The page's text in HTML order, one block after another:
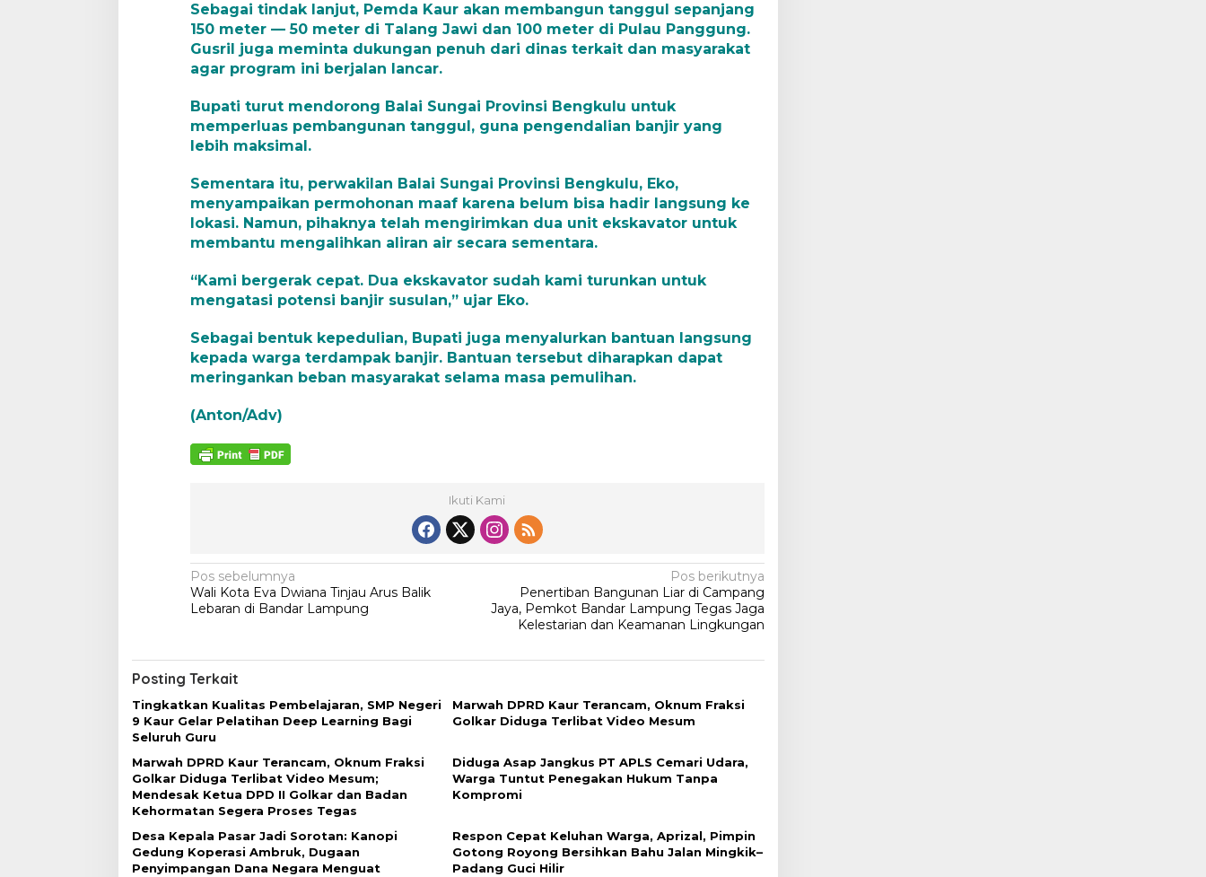
t
k
a
e
m
g
u
n
a
a
n
g
u
d
a
t
u
K
b
a
B
a
n
j
r
Sebagai tindak lanjut, Pemda Kaur akan membangun tanggul sepanjang
150 meter — 50 meter di Talang Jawi dan 100 meter di Pulau Panggung.
Gusril juga meminta dukungan penuh dari dinas terkait dan masyarakat
agar program ini berjalan lancar.
Bupati turut mendorong Balai Sungai Provinsi Bengkulu untuk
memperluas pembangunan tanggul, guna pengendalian banjir yang
lebih maksimal.
Sementara itu, perwakilan Balai Sungai Provinsi Bengkulu, Eko,
menyampaikan permohonan maaf karena belum bisa hadir langsung ke
lokasi. Namun, pihaknya telah mengirimkan dua unit ekskavator untuk
membantu mengalihkan aliran air secara sementara.
“Kami bergerak cepat. Dua ekskavator sudah kami turunkan untuk
mengatasi potensi banjir susulan,” ujar Eko.
Sebagai bentuk kepedulian, Bupati juga menyalurkan bantuan langsung
kepada warga terdampak banjir. Bantuan tersebut diharapkan dapat
meringankan beban masyarakat selama masa pemulihan.
(Anton/Adv)
Ikuti Kami
N
a
i
g
a
s
i
p
o
s
Pos sebelumnya
Wali Kota Eva Dwiana Tinjau Arus Balik
Lebaran di Bandar Lampung
Pos berikutnya
Penertiban Bangunan Liar di Campang
Jaya, Pemkot Bandar Lampung Tegas Jaga
Kelestarian dan Keamanan Lingkungan
Posting Terkait
Tingkatkan Kualitas Pembelajaran, SMP Negeri
9 Kaur Gelar Pelatihan Deep Learning Bagi
Seluruh Guru
Marwah DPRD Kaur Terancam, Oknum Fraksi
Golkar Diduga Terlibat Video Mesum
Marwah DPRD Kaur Terancam, Oknum Fraksi
Golkar Diduga Terlibat Video Mesum;
Mendesak Ketua DPD II Golkar dan Badan
Kehormatan Segera Proses Tegas
Diduga Asap Jangkus PT APLS Cemari Udara,
Warga Tuntut Penegakan Hukum Tanpa
Kompromi
Desa Kepala Pasar Jadi Sorotan: Kanopi
Gedung Koperasi Ambruk, Dugaan
Penyimpangan Dana Negara Menguat
Respon Cepat Keluhan Warga, Aprizal, Pimpin
Gotong Royong Bersihkan Bahu Jalan Mingkik–
Padang Guci Hilir